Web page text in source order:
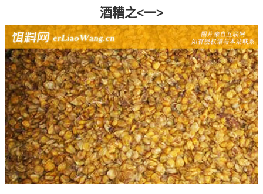
酒糟之<一>